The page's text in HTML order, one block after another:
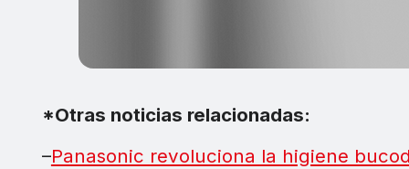
*Otras noticias relacionadas:
–Panasonic revoluciona la higiene